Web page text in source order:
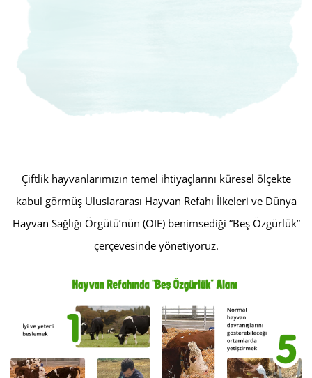
Çiftlik hayvanlarımızın temel ihtiyaçlarını küresel ölçekte
kabul görmüş Uluslararası Hayvan Refahı İlkeleri ve Dünya
Hayvan Sağlığı Örgütü’nün (OIE) benimsediği “Beş Özgürlük”
çerçevesinde yönetiyoruz.